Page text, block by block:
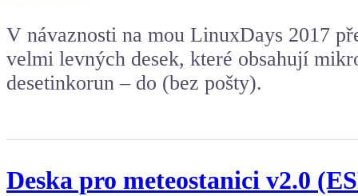
V návaznosti na mou LinuxDays 2017
velmi levných desek, které obsahují
desetinkorun – do (bez pošty).
Deska pro meteostanici v2.0